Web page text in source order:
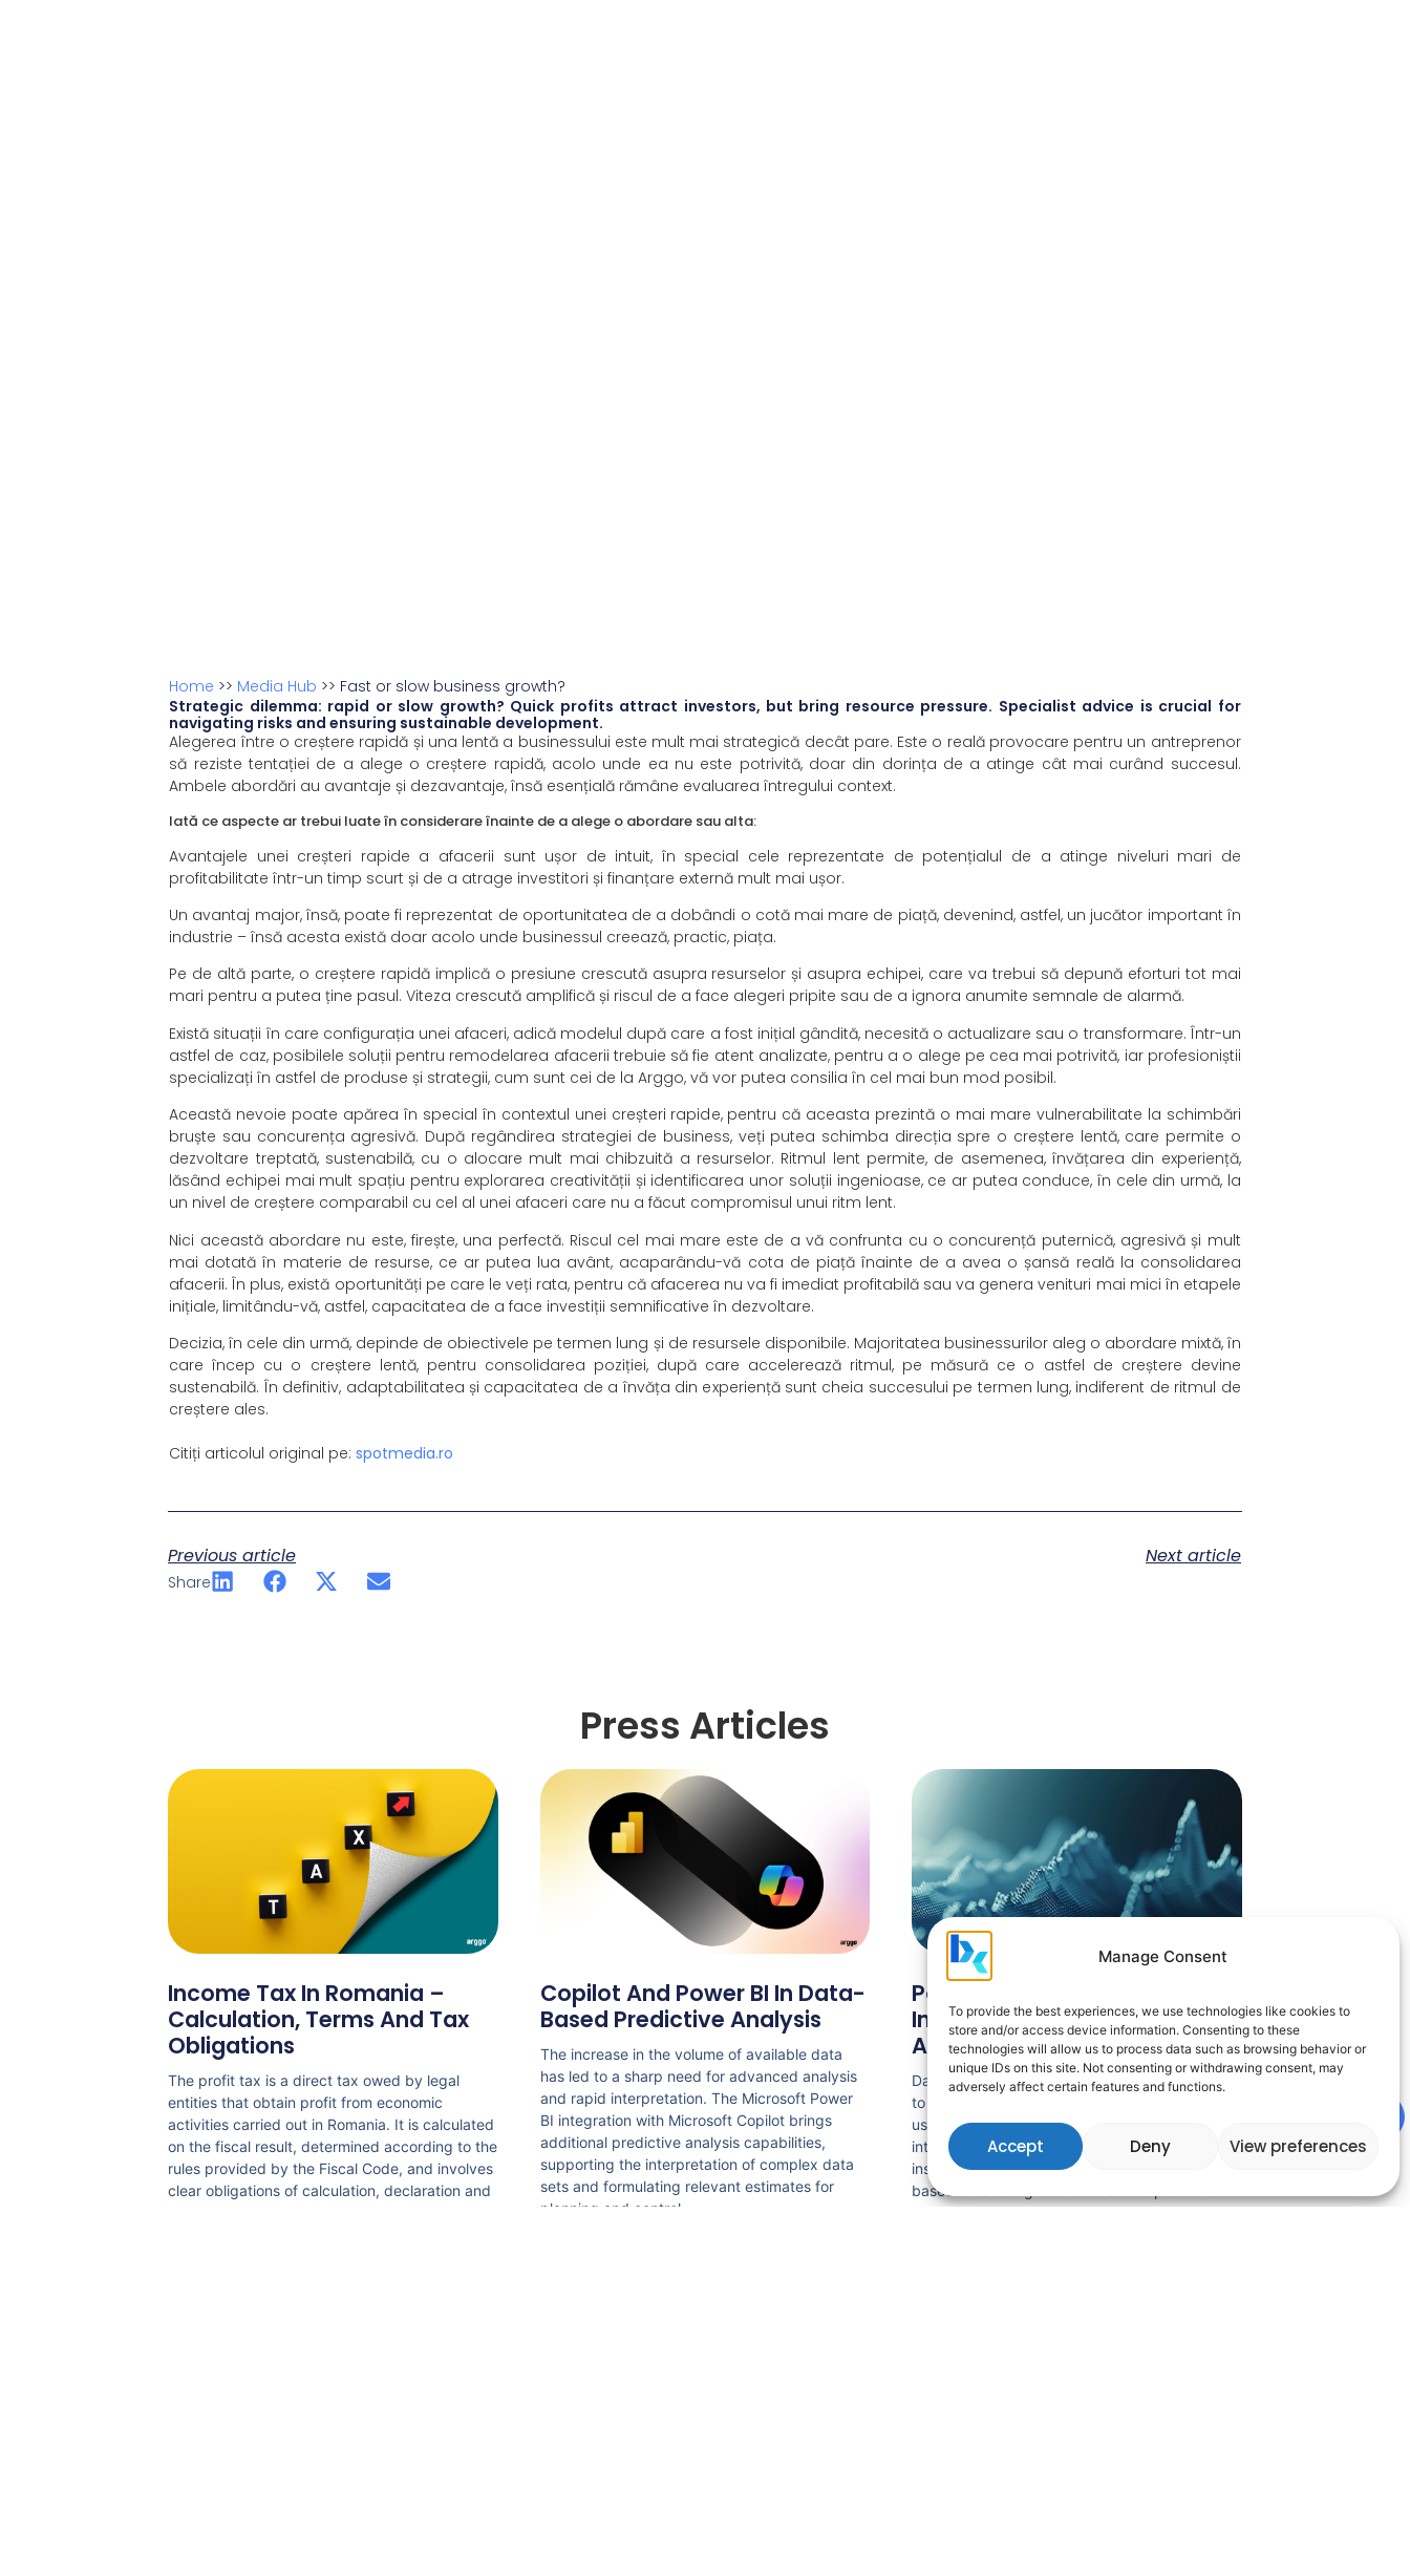
Manage Consent
To provide the best experiences, we use technologies like cookies to
store and/or access device information. Consenting to these
technologies will allow us to process data such as browsing behavior or
unique IDs on this site. Not consenting or withdrawing consent, may
adversely affect certain features and functions.
Accept Deny View preferences
Home >> Media Hub >> Fast or slow business growth?
Strategic dilemma: rapid or slow growth? Quick profits attract investors, but bring resource pressure. Specialist advice is crucial for
navigating risks and ensuring sustainable development.
Alegerea între o creștere rapidă și una lentă a businessului este mult mai strategică decât pare. Este o reală provocare pentru un antreprenor
să reziste tentației de a alege o creștere rapidă, acolo unde ea nu este potrivită, doar din dorința de a atinge cât mai curând succesul.
Ambele abordări au avantaje și dezavantaje, însă esențială rămâne evaluarea întregului context.
Iată ce aspecte ar trebui luate în considerare înainte de a alege o abordare sau alta:
Avantajele unei creșteri rapide a afacerii sunt ușor de intuit, în special cele reprezentate de potențialul de a atinge niveluri mari de
profitabilitate într-un timp scurt și de a atrage investitori și finanțare externă mult mai ușor.
Un avantaj major, însă, poate fi reprezentat de oportunitatea de a dobândi o cotă mai mare de piață, devenind, astfel, un jucător important în
industrie – însă acesta există doar acolo unde businessul creează, practic, piața.
Pe de altă parte, o creștere rapidă implică o presiune crescută asupra resurselor și asupra echipei, care va trebui să depună eforturi tot mai
mari pentru a putea ține pasul. Viteza crescută amplifică și riscul de a face alegeri pripite sau de a ignora anumite semnale de alarmă.
Există situații în care configurația unei afaceri, adică modelul după care a fost inițial gândită, necesită o actualizare sau o transformare. Într-un
astfel de caz, posibilele soluții pentru remodelarea afacerii trebuie să fie atent analizate, pentru a o alege pe cea mai potrivită, iar profesioniștii
specializați în astfel de produse și strategii, cum sunt cei de la Arggo, vă vor putea consilia în cel mai bun mod posibil.
Această nevoie poate apărea în special în contextul unei creșteri rapide, pentru că aceasta prezintă o mai mare vulnerabilitate la schimbări
bruște sau concurența agresivă. După regândirea strategiei de business, veți putea schimba direcția spre o creștere lentă, care permite o
dezvoltare treptată, sustenabilă, cu o alocare mult mai chibzuită a resurselor. Ritmul lent permite, de asemenea, învățarea din experiență,
lăsând echipei mai mult spațiu pentru explorarea creativității și identificarea unor soluții ingenioase, ce ar putea conduce, în cele din urmă, la
un nivel de creștere comparabil cu cel al unei afaceri care nu a făcut compromisul unui ritm lent.
Nici această abordare nu este, firește, una perfectă. Riscul cel mai mare este de a vă confrunta cu o concurență puternică, agresivă și mult
mai dotată în materie de resurse, ce ar putea lua avânt, acaparându-vă cota de piață înainte de a avea o șansă reală la consolidarea
afacerii. În plus, există oportunități pe care le veți rata, pentru că afacerea nu va fi imediat profitabilă sau va genera venituri mai mici în etapele
inițiale, limitându-vă, astfel, capacitatea de a face investiții semnificative în dezvoltare.
Decizia, în cele din urmă, depinde de obiectivele pe termen lung și de resursele disponibile. Majoritatea businessurilor aleg o abordare mixtă, în
care încep cu o creștere lentă, pentru consolidarea poziției, după care accelerează ritmul, pe măsură ce o astfel de creștere devine
sustenabilă. În definitiv, adaptabilitatea și capacitatea de a învăța din experiență sunt cheia succesului pe termen lung, indiferent de ritmul de
creștere ales.
Citiți articolul original pe:spotmedia.ro
Previous article Next article
Share
Press Articles
Income Tax In Romania –
Calculation, Terms And Tax
Obligations
The profit tax is a direct tax owed by legal
entities that obtain profit from economic
activities carried out in Romania. It is calculated
on the fiscal result, determined according to the
rules provided by the Fiscal Code, and involves
clear obligations of calculation, declaration and
Copilot And Power BI In Data-
Based Predictive Analysis
The increase in the volume of available data
has led to a sharp need for advanced analysis
and rapid interpretation. The Microsoft Power
BI integration with Microsoft Copilot brings
additional predictive analysis capabilities,
supporting the interpretation of complex data
sets and formulating relevant estimates for
planning and control.
Power BI And Artificial
Intelligence In Predictive Data
Analysis
Data analysis has evolved from static reporting
to advanced interpretation and prediction. By
using Microsoft Power BI along with artificial
intelligence, organizations can gain relevant
insights into performance and anticipate trends
based on existing data. The article presents the
role of these technologies in predictive analysis,